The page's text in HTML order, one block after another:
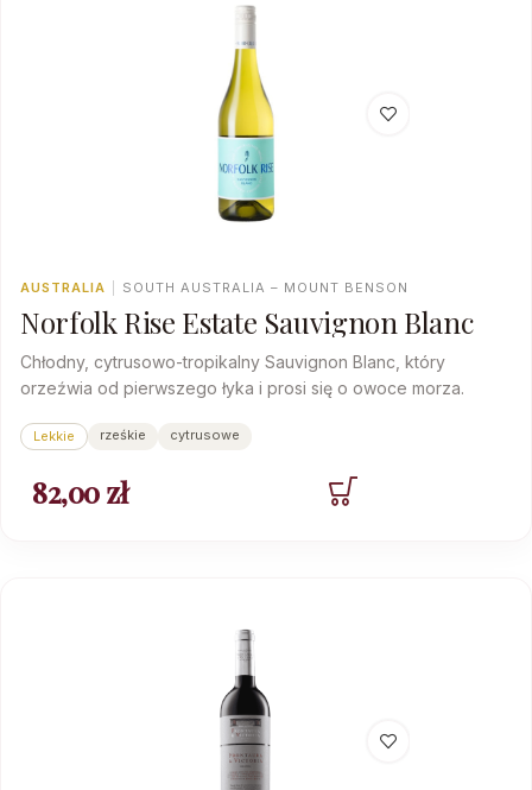
AUSTRALIA SOUTH AUSTRALIA – MOUNT BENSON
Norfolk Rise Estate Sauvignon Blanc
Chłodny, cytrusowo-tropikalny Sauvignon Blanc, który
orzeźwia od pierwszego łyka i prosi się o owoce morza.
Lekkie rześkie cytrusowe
82,00zł